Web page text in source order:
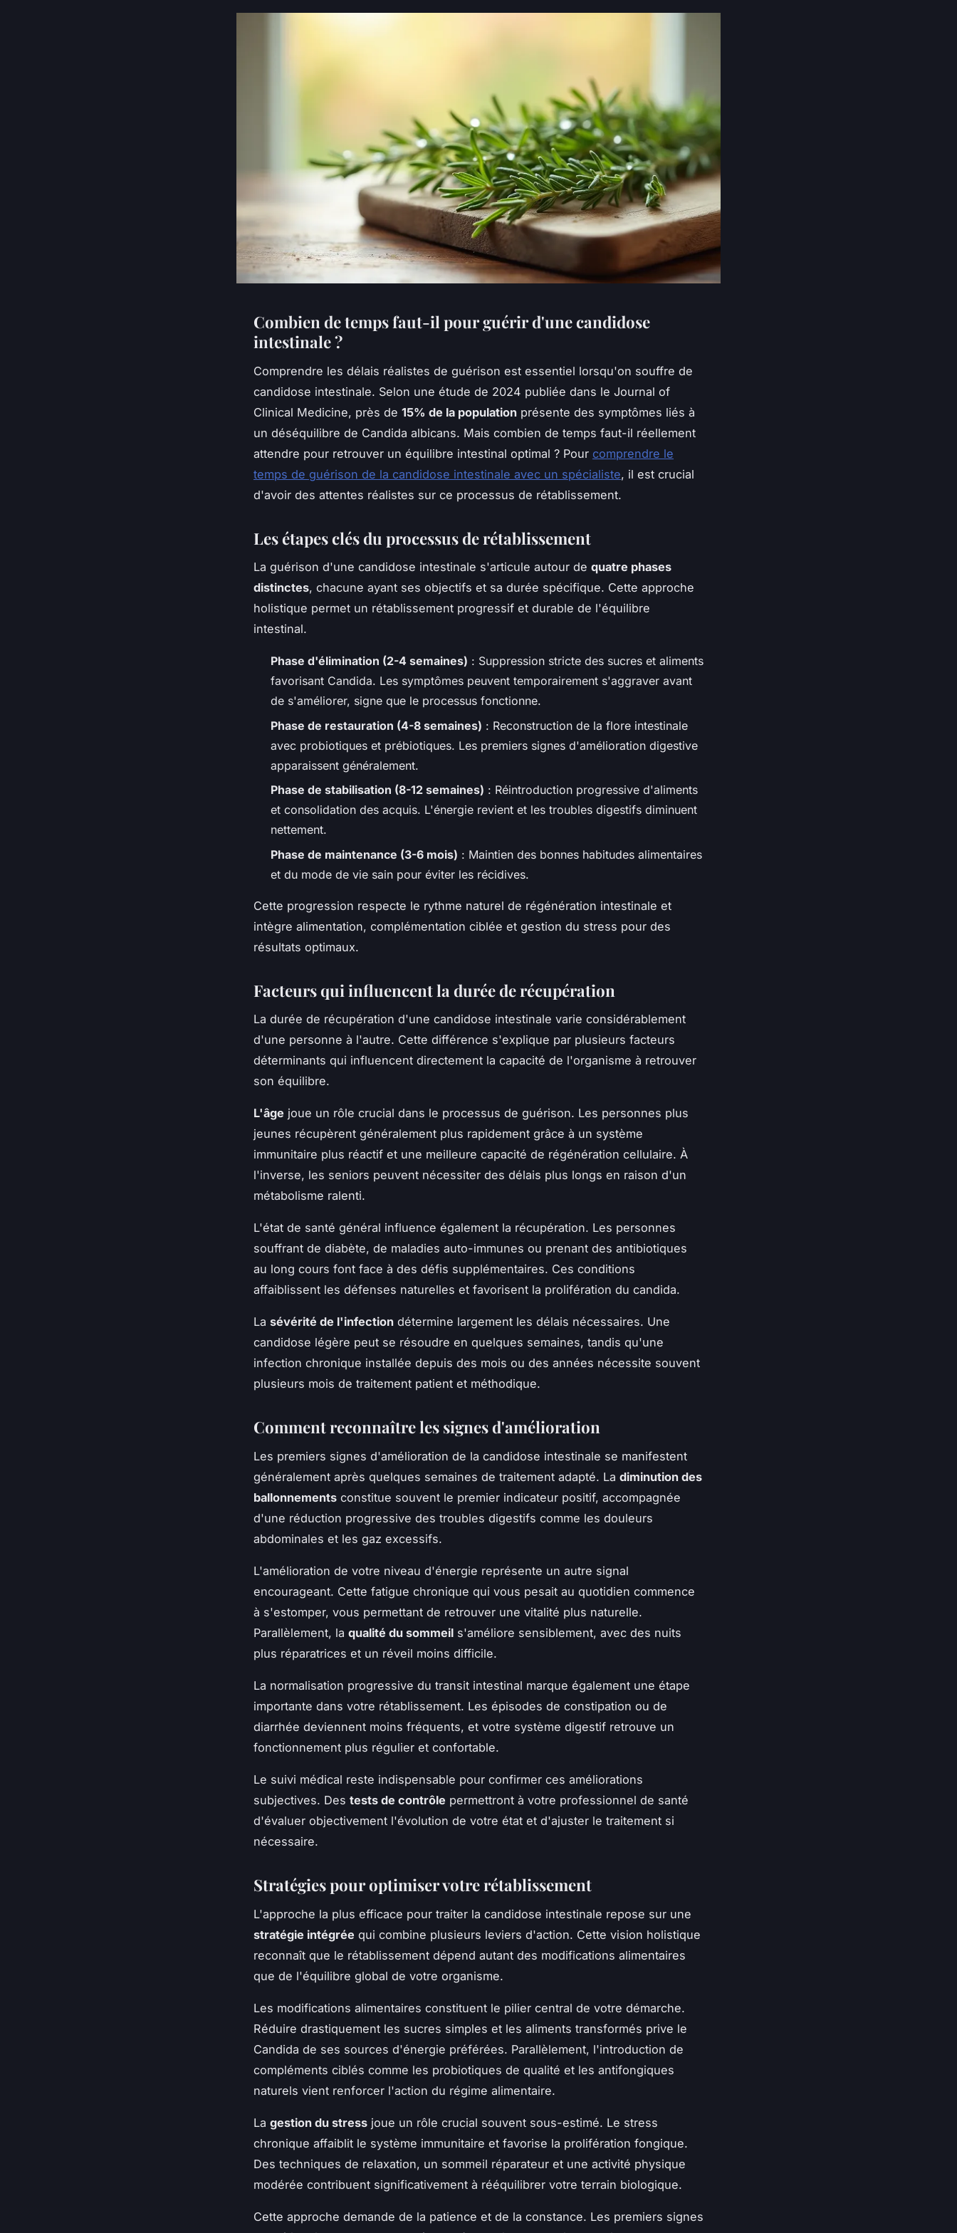
Combien de temps faut-il pour guérir d'une candidose
intestinale ?
Comprendre les délais réalistes de guérison est essentiel lorsqu'on souffre de
candidose intestinale. Selon une étude de 2024 publiée dans le Journal of
Clinical Medicine, près de 15% de la population présente des symptômes liés à
un déséquilibre de Candida albicans. Mais combien de temps faut-il réellement
attendre pour retrouver un équilibre intestinal optimal ? Pour comprendre le
temps de guérison de la candidose intestinale avec un spécialiste, il est crucial
d'avoir des attentes réalistes sur ce processus de rétablissement.
Les étapes clés du processus de rétablissement
La guérison d'une candidose intestinale s'articule autour de quatre phases
distinctes, chacune ayant ses objectifs et sa durée spécifique. Cette approche
holistique permet un rétablissement progressif et durable de l'équilibre
intestinal.
Phase d'élimination (2-4 semaines) : Suppression stricte des sucres et aliments
favorisant Candida. Les symptômes peuvent temporairement s'aggraver avant
de s'améliorer, signe que le processus fonctionne.
Phase de restauration (4-8 semaines) : Reconstruction de la flore intestinale
avec probiotiques et prébiotiques. Les premiers signes d'amélioration digestive
apparaissent généralement.
Phase de stabilisation (8-12 semaines) : Réintroduction progressive d'aliments
et consolidation des acquis. L'énergie revient et les troubles digestifs diminuent
nettement.
Phase de maintenance (3-6 mois) : Maintien des bonnes habitudes alimentaires
et du mode de vie sain pour éviter les récidives.
Cette progression respecte le rythme naturel de régénération intestinale et
intègre alimentation, complémentation ciblée et gestion du stress pour des
résultats optimaux.
Facteurs qui influencent la durée de récupération
La durée de récupération d'une candidose intestinale varie considérablement
d'une personne à l'autre. Cette différence s'explique par plusieurs facteurs
déterminants qui influencent directement la capacité de l'organisme à retrouver
son équilibre.
L'âge joue un rôle crucial dans le processus de guérison. Les personnes plus
jeunes récupèrent généralement plus rapidement grâce à un système
immunitaire plus réactif et une meilleure capacité de régénération cellulaire. À
l'inverse, les seniors peuvent nécessiter des délais plus longs en raison d'un
métabolisme ralenti.
L'état de santé général influence également la récupération. Les personnes
souffrant de diabète, de maladies auto-immunes ou prenant des antibiotiques
au long cours font face à des défis supplémentaires. Ces conditions
affaiblissent les défenses naturelles et favorisent la prolifération du candida.
La sévérité de l'infection détermine largement les délais nécessaires. Une
candidose légère peut se résoudre en quelques semaines, tandis qu'une
infection chronique installée depuis des mois ou des années nécessite souvent
plusieurs mois de traitement patient et méthodique.
Comment reconnaître les signes d'amélioration
Les premiers signes d'amélioration de la candidose intestinale se manifestent
généralement après quelques semaines de traitement adapté. La diminution des
ballonnements constitue souvent le premier indicateur positif, accompagnée
d'une réduction progressive des troubles digestifs comme les douleurs
abdominales et les gaz excessifs.
L'amélioration de votre niveau d'énergie représente un autre signal
encourageant. Cette fatigue chronique qui vous pesait au quotidien commence
à s'estomper, vous permettant de retrouver une vitalité plus naturelle.
Parallèlement, la qualité du sommeil s'améliore sensiblement, avec des nuits
plus réparatrices et un réveil moins difficile.
La normalisation progressive du transit intestinal marque également une étape
importante dans votre rétablissement. Les épisodes de constipation ou de
diarrhée deviennent moins fréquents, et votre système digestif retrouve un
fonctionnement plus régulier et confortable.
Le suivi médical reste indispensable pour confirmer ces améliorations
subjectives. Des tests de contrôle permettront à votre professionnel de santé
d'évaluer objectivement l'évolution de votre état et d'ajuster le traitement si
nécessaire.
Stratégies pour optimiser votre rétablissement
L'approche la plus efficace pour traiter la candidose intestinale repose sur une
stratégie intégrée qui combine plusieurs leviers d'action. Cette vision holistique
reconnaît que le rétablissement dépend autant des modifications alimentaires
que de l'équilibre global de votre organisme.
Les modifications alimentaires constituent le pilier central de votre démarche.
Réduire drastiquement les sucres simples et les aliments transformés prive le
Candida de ses sources d'énergie préférées. Parallèlement, l'introduction de
compléments ciblés comme les probiotiques de qualité et les antifongiques
naturels vient renforcer l'action du régime alimentaire.
La gestion du stress joue un rôle crucial souvent sous-estimé. Le stress
chronique affaiblit le système immunitaire et favorise la prolifération fongique.
Des techniques de relaxation, un sommeil réparateur et une activité physique
modérée contribuent significativement à rééquilibrer votre terrain biologique.
Cette approche demande de la patience et de la constance. Les premiers signes